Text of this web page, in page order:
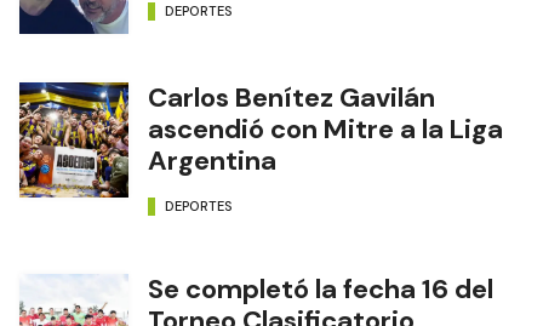
DEPORTES
Carlos Benítez Gavilán
ascendió con Mitre a la Liga
Argentina
DEPORTES
Se completó la fecha 16 del